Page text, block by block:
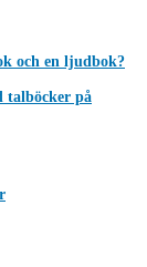
och en ljudbok?
talböcker på